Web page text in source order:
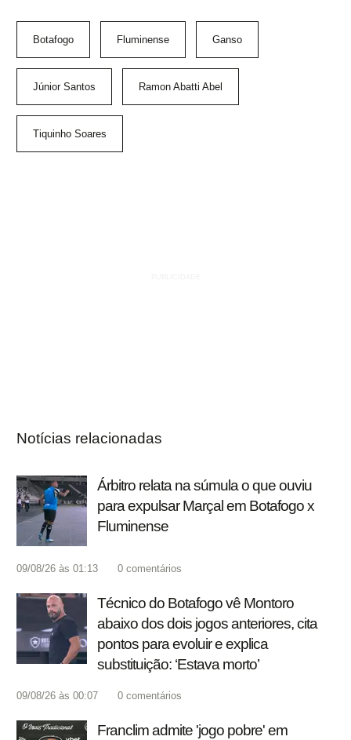
Botafogo Fluminense Ganso
Júnior Santos Ramon Abatti Abel
Tiquinho Soares
Notícias relacionadas
Árbitro relata na súmula o que ouviu
para expulsar Marçal em Botafogo x
Fluminense
09/08/26 às 01:13 0 comentários
Técnico do Botafogo vê Montoro
abaixo dos dois jogos anteriores, cita
pontos para evoluir e explica
substituição: ‘Estava morto’
09/08/26 às 00:07 0 comentários
Franclim admite 'jogo pobre' em